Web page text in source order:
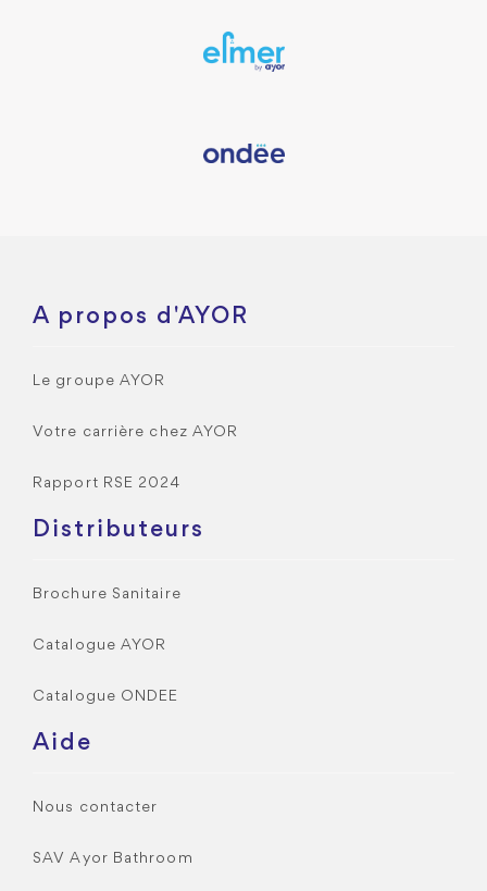
A propos d'AYOR
Le groupe AYOR
Votre carrière chez AYOR
Rapport RSE 2024
Distributeurs
Brochure Sanitaire
Catalogue AYOR
Catalogue ONDEE
Aide
Nous contacter
SAV Ayor Bathroom